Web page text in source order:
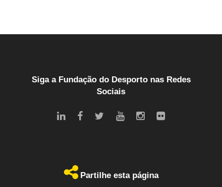
Siga a Fundação do Desporto nas Redes
Sociais
Partilhe esta página